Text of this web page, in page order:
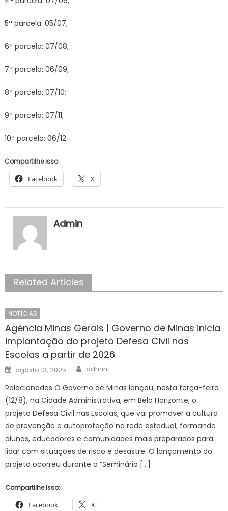
5ª parcela: 05/07;
6ª parcela: 07/08;
7ª parcela: 06/09;
8ª parcela: 07/10;
9ª parcela: 07/11;
10ª parcela: 06/12.
Compartilhe isso:
Facebook X
Admin
Related Articles
NOTÍCIAS
Agência Minas Gerais | Governo de Minas inicia
implantação do projeto Defesa Civil nas
Escolas a partir de 2026
Posted
on
agosto 13, 2025 Author
admin
Relacionadas O Governo de Minas lançou, nesta terça-feira
(12/8), na Cidade Administrativa, em Belo Horizonte, o
projeto Defesa Civil nas Escolas, que vai promover a cultura
de prevenção e autoproteção na rede estadual, formando
alunos, educadores e comunidades mais preparados para
lidar com situações de risco e desastre. O lançamento do
projeto ocorreu durante o “Seminário […]
Compartilhe isso:
Facebook X